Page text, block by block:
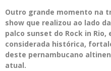
Outro grande momento na
show que realizou ao lado
palco sunset do Rock in Rio,
considerada histórica,
deste pernambucano
atual.